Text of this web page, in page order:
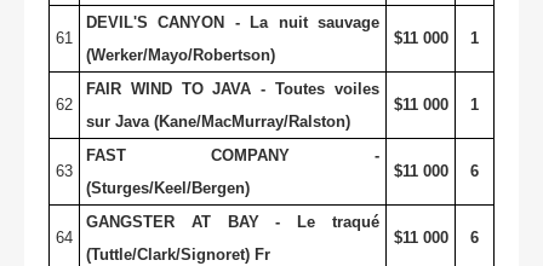
61
DEVIL'S CANYON - La nuit sauvage
(Werker/Mayo/Robertson)
$11 000 1
62
FAIR WIND TO JAVA - Toutes voiles
sur Java (Kane/MacMurray/Ralston)
$11 000 1
63
FAST COMPANY -
(Sturges/Keel/Bergen)
$11 000 6
64
GANGSTER AT BAY - Le traqué
(Tuttle/Clark/Signoret) Fr
$11 000 6